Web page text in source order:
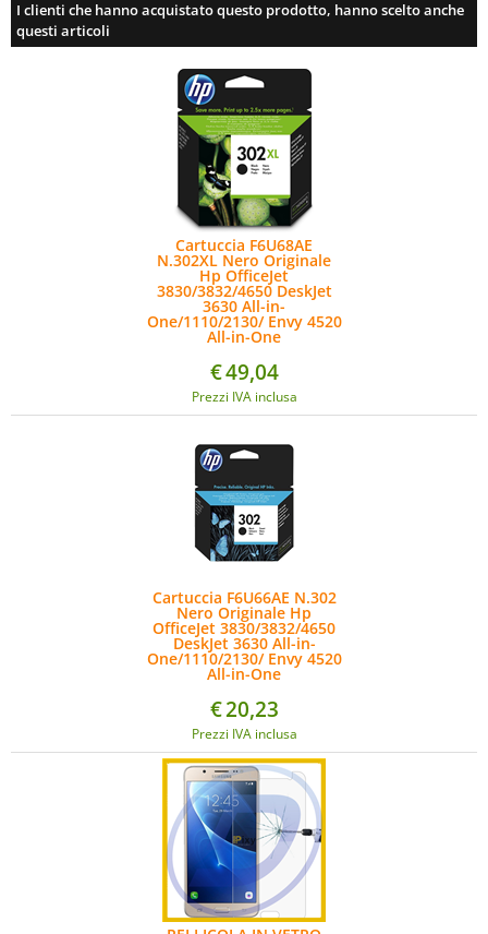
I clienti che hanno acquistato questo prodotto, hanno scelto anche
questi articoli
Cartuccia F6U68AE
N.302XL Nero Originale
Hp OfficeJet
3830/3832/4650 DeskJet
3630 All-in-
One/1110/2130/ Envy 4520
All-in-One
€49,04
Prezzi IVA inclusa
Cartuccia F6U66AE N.302
Nero Originale Hp
OfficeJet 3830/3832/4650
DeskJet 3630 All-in-
One/1110/2130/ Envy 4520
All-in-One
€20,23
Prezzi IVA inclusa